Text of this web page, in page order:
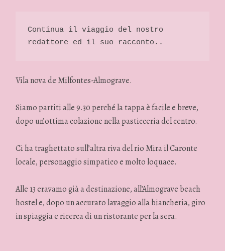
Continua il viaggio del nostro
redattore ed il suo racconto..
Vila nova de Milfontes-Almograve.
Siamo partiti alle 9.30 perché la tappa è facile e breve,
dopo un’ottima colazione nella pasticceria del centro.
Ci ha traghettato sull’altra riva del rio Mira il Caronte
locale, personaggio simpatico e molto loquace.
Alle 13 eravamo già a destinazione, all’Almograve beach
hostel e, dopo un accurato lavaggio alla biancheria, giro
in spiaggia e ricerca di un ristorante per la sera.